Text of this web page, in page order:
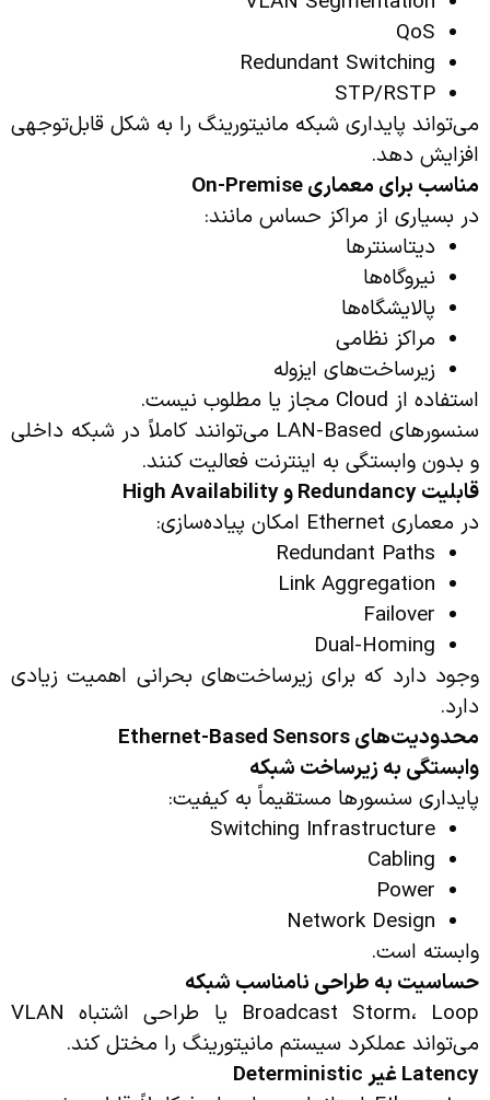
QoS
Redundant Switching
STP/RSTP
می‌تواند پایداری شبکه مانیتورینگ را به شکل قابل‌توجهی
افزایش دهد.
مناسب برای معماری
در بسیاری از مراکز حساس مانند:
دیتاسنترها
نیروگاه‌ها
پالایشگاه‌ها
مراکز نظامی
زیرساخت‌های ایزوله
استفاده از Cloud مجاز یا مطلوب نیست.
سنسورهای LAN-Based می‌توانند کاملاً در شبکه داخلی
و بدون وابستگی به اینترنت فعالیت کنند.
قابلیت
و
در معماری Ethernet امکان پیاده‌سازی:
Redundant Paths
Link Aggregation
Failover
Dual-Homing
وجود دارد که برای زیرساخت‌های بحرانی اهمیت زیادی
دارد.
محدودیت‌های
وابستگی به زیرساخت شبکه
پایداری سنسورها مستقیماً به کیفیت:
Switching Infrastructure
Cabling
Power
Network Design
وابسته است.
حساسیت به طراحی نامناسب شبکه
Broadcast Storm، Loop یا طراحی اشتباه VLAN
می‌تواند عملکرد سیستم مانیتورینگ را مختل کند.
Latencyغیر